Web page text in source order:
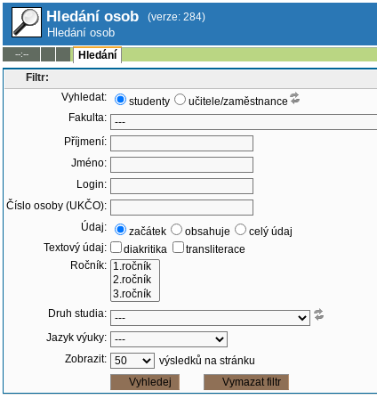
Hledání osob (verze: 284)
Hledání osob
--:--
Hledání
Filtr:
Vyhledat:
studenty
učitele/zaměstnance
Fakulta:
Příjmení:
Jméno:
Login:
Číslo osoby (UKČO):
Údaj:
začátek obsahuje
celý údaj
Textový údaj:
diakritika
transliterace
Ročník:
Druh studia:
Jazyk výuky:
Zobrazit:
výsledků na stránku